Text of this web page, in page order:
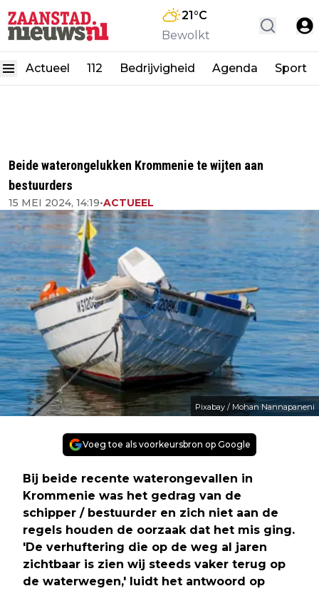
21°C
Bewolkt
Actueel 112 Bedrijvigheid Agenda Sport
Beide waterongelukken Krommenie te wijten aan
bestuurders
15 MEI 2024, 14:19•ACTUEEL
Pixabay / Mohan Nannapaneni
Voeg toe als voorkeursbron op Google
Bij beide recente waterongevallen in
Krommenie was het gedrag van de
schipper / bestuurder en zich niet aan de
regels houden de oorzaak dat het mis ging.
'De verhuftering die op de weg al jaren
zichtbaar is zien wij steeds vaker terug op
de waterwegen,' luidt het antwoord op